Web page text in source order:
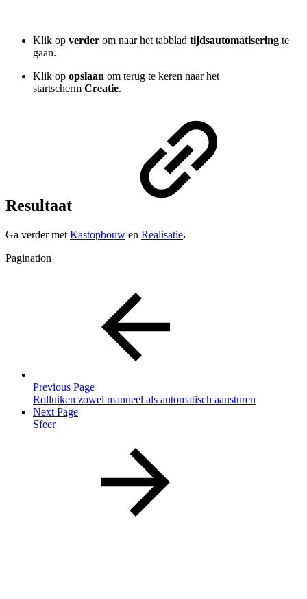
Klik op verder om naar het tabblad tijdsautomatisering te
gaan.
Klik op opslaan om terug te keren naar het
startscherm Creatie.
Resultaat
Ga verder met Kastopbouw en Realisatie.
Pagination
Previous Page
Rolluiken zowel manueel als automatisch aansturen
Next Page
Sfeer